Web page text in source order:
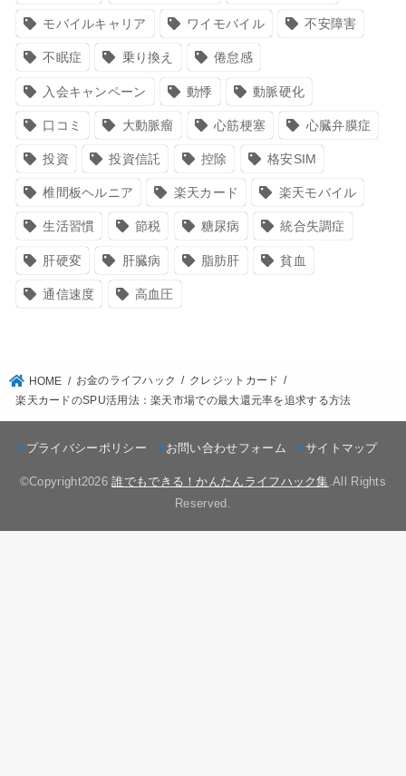
モバイルキャリア ワイモバイル 不安障害
不眠症 乗り換え 倦怠感
入会キャンペーン 動悸 動脈硬化
口コミ 大動脈瘤 心筋梗塞 心臓弁膜症
投資 投資信託 控除 格安SIM
椎間板ヘルニア 楽天カード 楽天モバイル
生活習慣 節税 糖尿病 統合失調症
肝硬変 肝臓病 脂肪肝 貧血
通信速度 高血圧
HOME お金のライフハック
クレジットカード
楽天カードのSPU活用法：楽天市場での最大還元率を追求する方法
プライバシーポリシー お問い合わせフォーム サイトマップ
©Copyright2026誰でもできる！かんたんライフハック集 .All Rights
Reserved.